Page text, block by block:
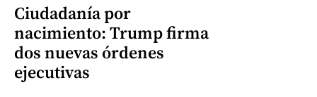
Ciudadanía por
nacimiento: Trump firma
dos nuevas órdenes
ejecutivas